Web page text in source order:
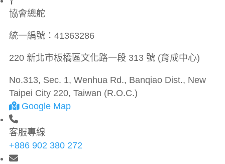
協會總舵
統一編號： 41363286
220 新北市板橋區文化路一段 313 號 (育成中心)
No.313, Sec. 1, Wenhua Rd., Banqiao Dist., New
Taipei City 220, Taiwan (R.O.C.)
Google Map
客服專線
+886 902 380 272